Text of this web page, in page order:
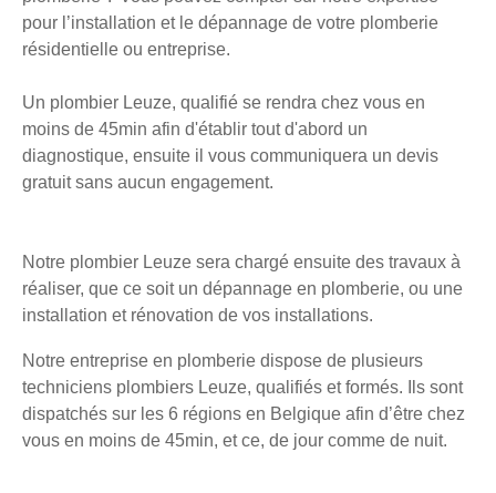
pour l’installation et le dépannage de votre plomberie
résidentielle ou entreprise.
Un plombier Leuze, qualifié se rendra chez vous en
moins de 45min afin d'établir tout d'abord un
diagnostique, ensuite il vous communiquera un devis
gratuit sans aucun engagement.
Notre plombier Leuze sera chargé ensuite des travaux à
réaliser, que ce soit un dépannage en plomberie, ou une
installation et rénovation de vos installations.
Notre entreprise en plomberie dispose de plusieurs
techniciens plombiers Leuze, qualifiés et formés. Ils sont
dispatchés sur les 6 régions en Belgique afin d’être chez
vous en moins de 45min, et ce, de jour comme de nuit.